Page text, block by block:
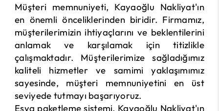
Müşteri memnuniyeti, Kayaoğlu Nakliyat'ın
en önemli önceliklerinden biridir. Firmamız,
müşterilerimizin ihtiyaçlarını ve beklentilerini
anlamak ve karşılamak için titizlikle
çalışmaktadır. Müşterilerimize sağladığımız
kaliteli hizmetler ve samimi yaklaşımımız
sayesinde, müşteri memnuniyetini en üst
seviyede tutmayı başarıyoruz.
Eşya paketleme sistemi, Kayaoğlu Nakliyat'ın